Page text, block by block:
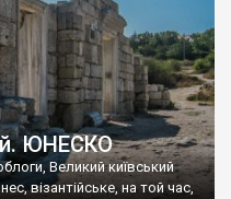
ЮНЕСКО
Великий київський
візантійське, на той час,